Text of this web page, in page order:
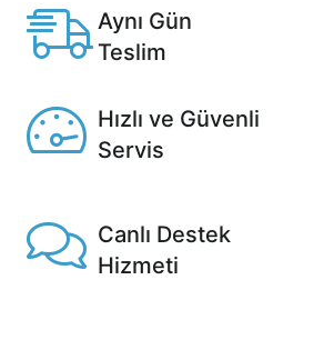
Aynı Gün
Teslim
Hızlı ve Güvenli
Servis
Canlı Destek
Hizmeti